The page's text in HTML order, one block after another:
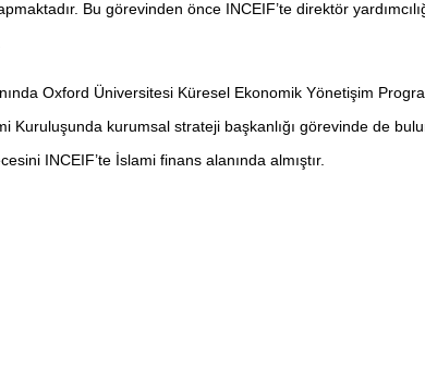
Bu görevinden önce INCEIF’te direktör
Oxford Üniversitesi Küresel Ekonomik Yönetişim
Kuruluşunda kurumsal strateji başkanlığı görevinde de
INCEIF’te İslami finans alanında almıştır.